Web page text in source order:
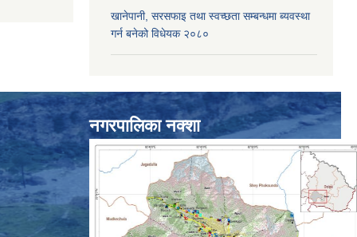
खानेपानी, सरसफाइ तथा स्वच्छता सम्बन्धमा ब्यवस्था
गर्न बनेको विधेयक २०८०
नगरपालिका नक्शा